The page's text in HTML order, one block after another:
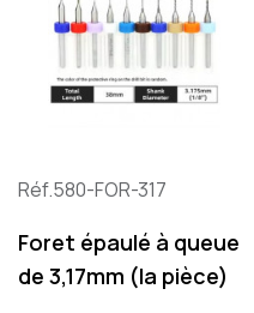
Réf.580-FOR-317
Foret épaulé à queue
de 3,17mm (la pièce)